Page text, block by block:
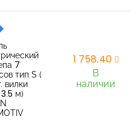
7
тип S (
вилки
м)
1 758,40
В
наличии